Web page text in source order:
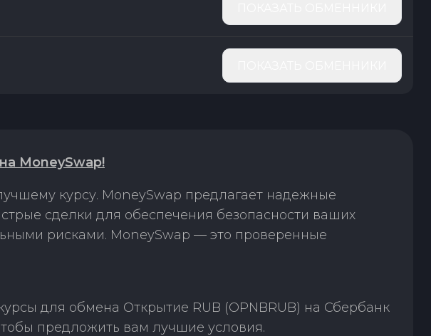
MoneySwap!
курсу. MoneySwap предлагает надежные
сделки для обеспечения безопасности ваших
рисками. MoneySwap — это проверенные
для обмена Открытие RUB (OPNBRUB) на Сбербанк
предложить вам лучшие условия.